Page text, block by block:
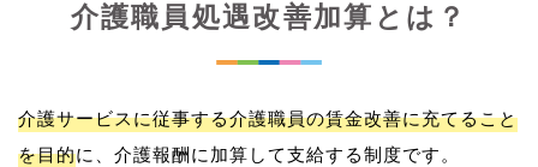
介護職員処遇改善加算とは？
介護サービスに従事する介護職員の賃金改善に充てること
を目的に、介護報酬に加算して支給する制度です。